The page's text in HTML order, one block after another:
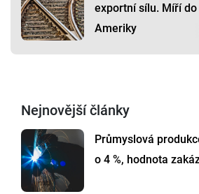
exportní sílu. Míří
Ameriky
Nejnovější články
Průmyslová
o 4 %, hodnota